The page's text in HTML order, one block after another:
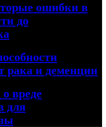
ошибки в
до
рака и деменции
вреде
для